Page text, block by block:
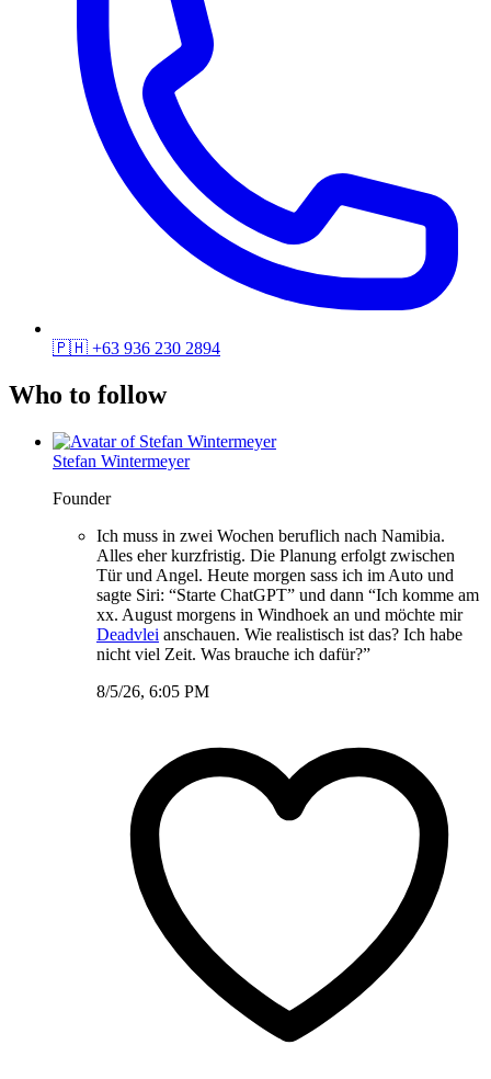
🇵🇭 +63 936 230 2894
Who to follow
Stefan Wintermeyer
Founder
Ich muss in zwei Wochen beruflich nach Namibia.
Alles eher kurzfristig. Die Planung erfolgt zwischen
Tür und Angel. Heute morgen sass ich im Auto und
sagte Siri: “Starte ChatGPT” und dann “Ich komme am
xx. August morgens in Windhoek an und möchte mir
Deadvlei anschauen. Wie realistisch ist das? Ich habe
nicht viel Zeit. Was brauche ich dafür?”
8/5/26, 6:05 PM